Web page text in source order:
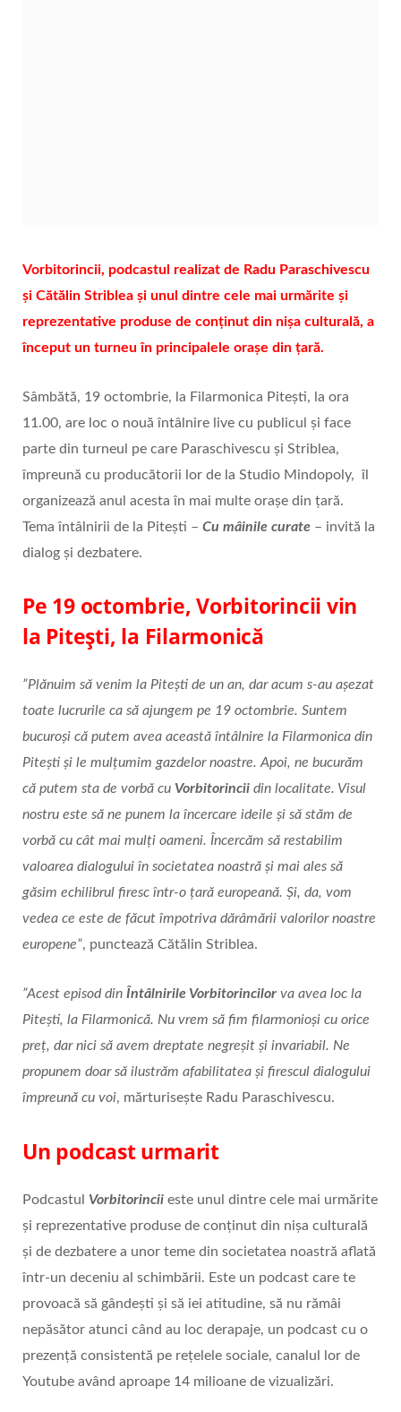
Vorbitorincii, podcastul realizat de Radu Paraschivescu
și Cătălin Striblea și unul dintre cele mai urmărite și
reprezentative produse de conținut din nișa culturală, a
început un turneu în principalele orașe din țară.
Sâmbătă, 19 octombrie, la Filarmonica Pitești, la ora
11.00, are loc o nouă întâlnire live cu publicul și face
parte din turneul pe care Paraschivescu și Striblea,
împreună cu producătorii lor de la Studio Mindopoly, îl
organizează anul acesta în mai multe orașe din țară.
Tema întâlnirii de la Pitești – Cu mâinile curate – invită la
dialog și dezbatere.
Pe 19 octombrie, Vorbitorincii vin
la Pitești, la Filarmonică
”Plănuim să venim la Pitești de un an, dar acum s-au așezat
toate lucrurile ca să ajungem pe 19 octombrie. Suntem
bucuroși că putem avea această întâlnire la Filarmonica din
Pitești și le mulțumim gazdelor noastre. Apoi, ne bucurăm
că putem sta de vorbă cu Vorbitorincii din localitate. Visul
nostru este să ne punem la încercare ideile și să stăm de
vorbă cu cât mai mulți oameni. Încercăm să restabilim
valoarea dialogului în societatea noastră și mai ales să
găsim echilibrul firesc într-o țară europeană. Și, da, vom
vedea ce este de făcut împotriva dărâmării valorilor noastre
europene”, punctează Cătălin Striblea.
”Acest episod din Întâlnirile Vorbitorincilor va avea loc la
Pitești, la Filarmonică. Nu vrem să fim filarmonioși cu orice
preț, dar nici să avem dreptate negreșit și invariabil. Ne
propunem doar să ilustrăm afabilitatea și firescul dialogului
împreună cu voi, mărturisește Radu Paraschivescu.
Un podcast urmarit
Podcastul Vorbitorincii este unul dintre cele mai urmărite
și reprezentative produse de conținut din nișa culturală
și de dezbatere a unor teme din societatea noastră aflată
într-un deceniu al schimbării. Este un podcast care te
provoacă să gândești și să iei atitudine, să nu rămâi
nepăsător atunci când au loc derapaje, un podcast cu o
prezență consistentă pe rețelele sociale, canalul lor de
Youtube având aproape 14 milioane de vizualizări.